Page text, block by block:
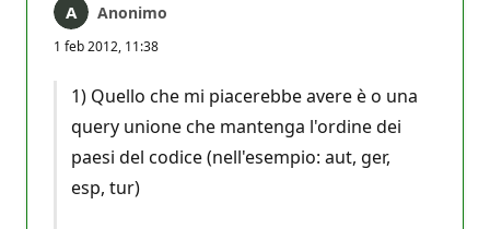
Anonimo
1 feb 2012, 11:38
1) Quello che mi piacerebbe avere è o una
query unione che mantenga l'ordine dei
paesi del codice (nell'esempio: aut, ger,
esp, tur)